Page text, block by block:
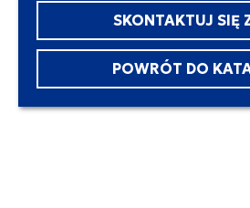
SKONTAKTUJ SIĘ
POWRÓT DO